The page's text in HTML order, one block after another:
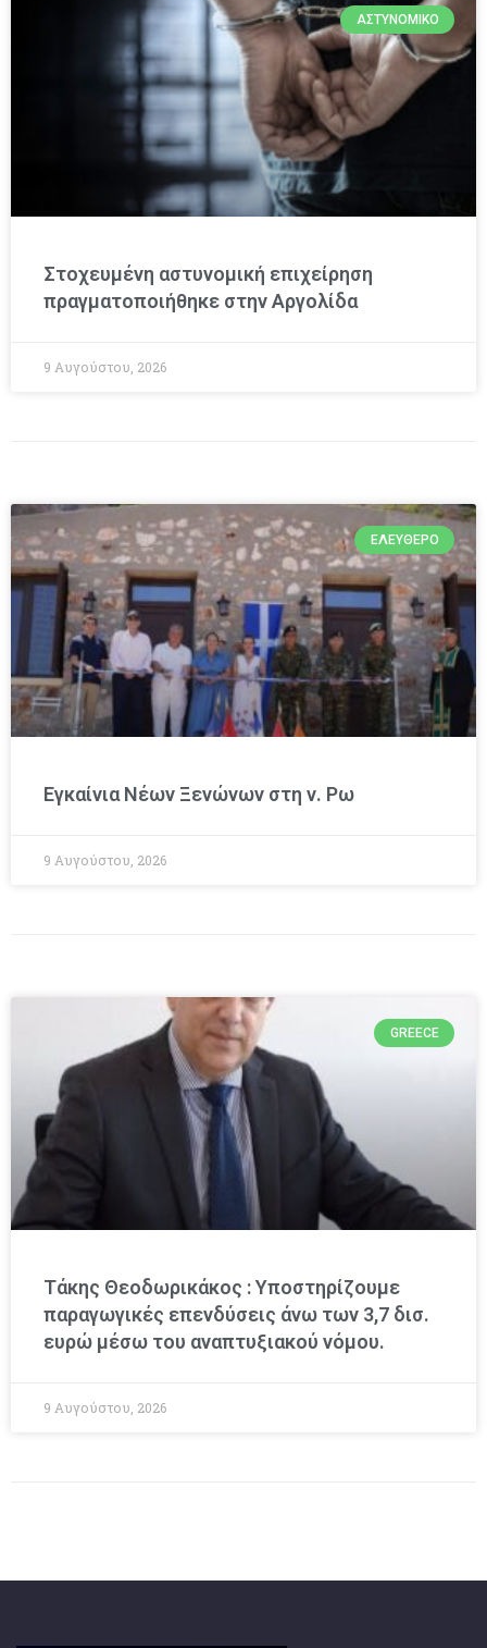
ΑΣΤΥΝΟΜΙΚΌ
Στοχευμένη αστυνομική επιχείρηση
πραγματοποιήθηκε στην Αργολίδα
9 Αυγούστου, 2026
ΕΛΕΎΘΕΡΟ
Εγκαίνια Νέων Ξενώνων στη ν. Ρω
9 Αυγούστου, 2026
GREECE
Τάκης Θεοδωρικάκος : Υποστηρίζουμε
παραγωγικές επενδύσεις άνω των 3,7 δισ.
ευρώ μέσω του αναπτυξιακού νόμου.
9 Αυγούστου, 2026